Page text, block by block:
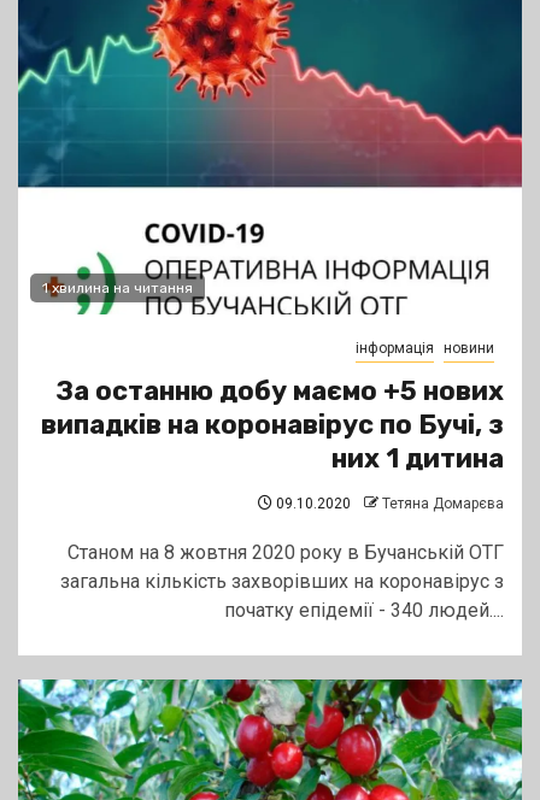
1 хвилина на читання
інформація новини
За останню добу маємо +5 нових
випадків на коронавірус по Бучі, з
них 1 дитина
09.10.2020 Тетяна Домарєва
Cтаном на 8 жовтня 2020 року в Бучанській ОТГ
загальна кількість захворівших на коронавірус з
початку епідемії - 340 людей....